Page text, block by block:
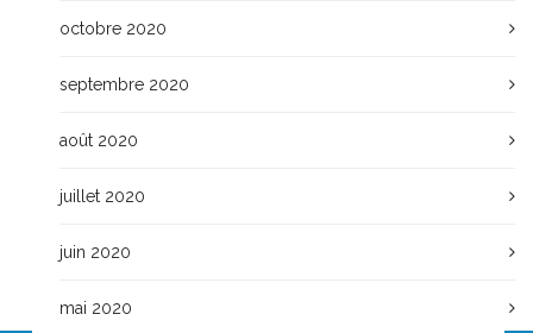
octobre 2020
septembre 2020
août 2020
juillet 2020
juin 2020
mai 2020